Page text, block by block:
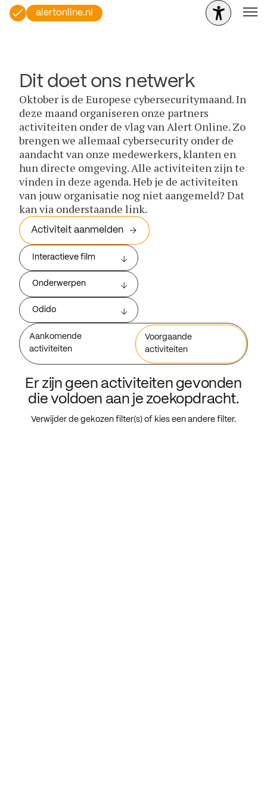
alertonline.nl
Dit doet ons netwerk
Oktober is de Europese cybersecuritymaand. In
deze maand organiseren onze partners
activiteiten onder de vlag van Alert Online. Zo
brengen we allemaal cybersecurity onder de
aandacht van onze medewerkers, klanten en
hun directe omgeving. Alle activiteiten zijn te
vinden in deze agenda. Heb je de activiteiten
van jouw organisatie nog niet aangemeld? Dat
kan via onderstaande link.
Activiteit aanmelden
Interactieve film
Onderwerpen
Odido
Aankomende
activiteiten
Voorgaande
activiteiten
Er zijn geen activiteiten gevonden
die voldoen aan je zoekopdracht.
Verwijder de gekozen filter(s) of kies een andere filter.